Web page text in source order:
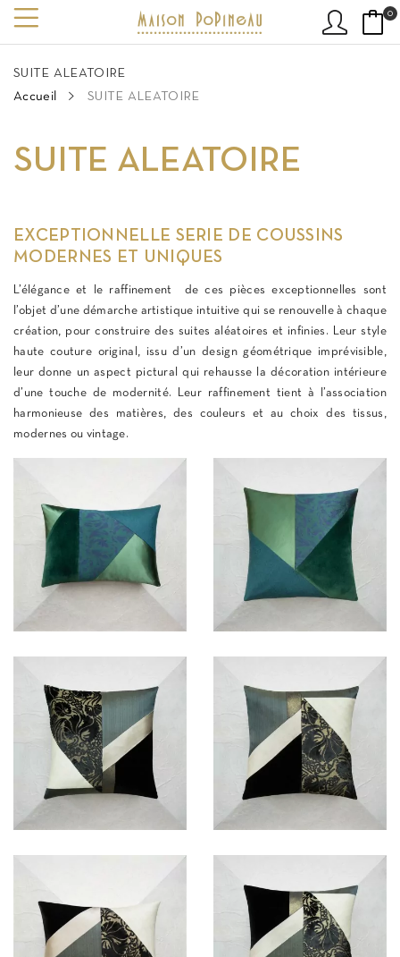
0
SUITE ALEATOIRE
Accueil
SUITE ALEATOIRE
SUITE ALEATOIRE
EXCEPTIONNELLE SERIE DE COUSSINS
MODERNES ET UNIQUES
L’élégance et le raffinement de ces pièces exceptionnelles sont
l’objet d’une démarche artistique intuitive qui se renouvelle à chaque
création, pour construire des suites aléatoires et infinies. Leur style
haute couture original, issu d’un design géométrique imprévisible,
leur donne un aspect pictural qui rehausse la décoration intérieure
d’une touche de modernité. Leur raffinement tient à l’association
harmonieuse des matières, des couleurs et au choix des tissus,
modernes ou vintage.